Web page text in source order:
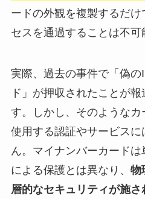
ードの外観を複製するだ
セスを通過することは不可
実際、過去の事件で「偽
ド」が押収されたことが
す。しかし、そのような
使用する認証やサービス
ん。マイナンバーカード
による保護とは異なり、 物
層的なセキュリティが施さ